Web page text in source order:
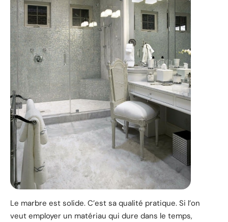
Le marbre est solide. C’est sa qualité pratique. Si l’on
veut employer un matériau qui dure dans le temps,